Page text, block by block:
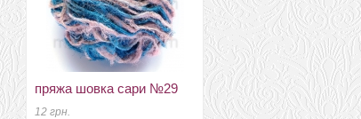
пряжа шовка сари №29
12 грн.
бергшаф 32мкм в топсе
Германия темно красный